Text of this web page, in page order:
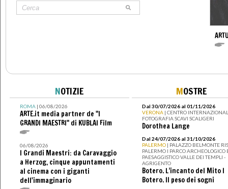
NOTIZIE
ROMA| 06/08/2026
ARTE.it media partner de "I
GRANDI MAESTRI" di KUBLAI Film
06/08/2026
I Grandi Maestri: da Caravaggio
a Herzog, cinque appuntamenti
al cinema con i giganti
dell'immaginario
MOSTRE
Dal 30/07/2026 al 01/11/2026
VERONA | CENTRO
FOTOGRAFIA SCAVI SCALIGERI
Dorothea Lange
Dal 24/07/2026 al 31/10/2026
PALERMO | PALAZZO BELMONTE
PALERMO I PARCO ARCHEOLOGICO
PAESAGGISTICO VALLE DEI TEMPLI -
AGRIGENTO
Botero. L’incanto del Mito I
Botero. Il peso dei sogni